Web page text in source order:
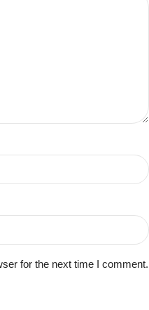
for the next time I comment.